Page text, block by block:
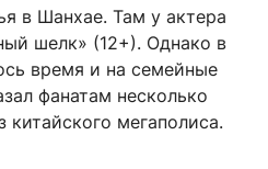
в Шанхае. Там у актера
шелк» (12+). Однако в
время и на семейные
фанатам несколько
мегаполиса.